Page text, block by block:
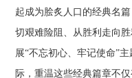
起成为脍炙人口的经典名
切艰难险阻、从胜利走向
展“不忘初心、牢记使命”
际，重温这些经典篇章不